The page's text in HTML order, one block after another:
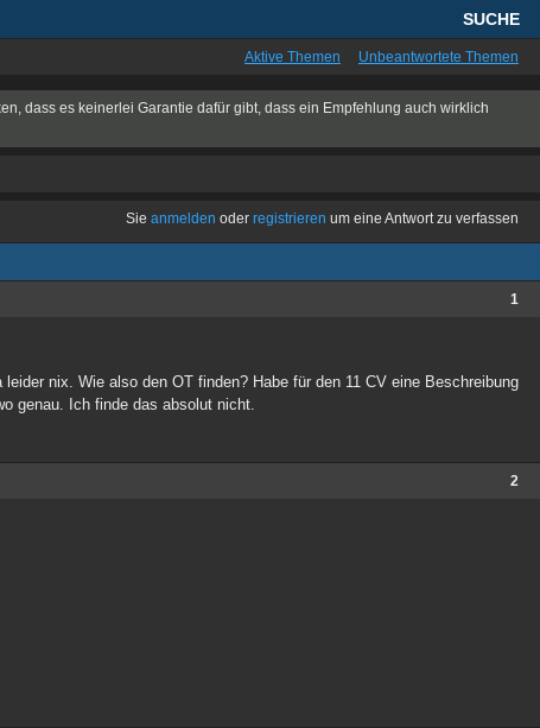
SUCHE
Aktive Themen Unbeantwortete Themen
dass es keinerlei Garantie dafür gibt, dass ein Empfehlung auch wirklich
Sie anmelden oder registrieren um eine Antwort zu verfassen
1
nix. Wie also den OT finden? Habe für den 11 CV eine Beschreibung
genau. Ich finde das absolut nicht.
2